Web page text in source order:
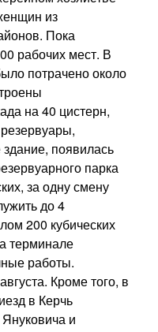
из
Пока
рабочих мест. В
потрачено около
на 40 цистерн,
появилась
парка
за одну смену
до 4
200 кубических
терминале
работы.
Кроме того, в
в Керчь
и